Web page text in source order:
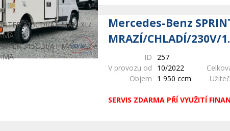
Mercedes-Benz
MRAZÍ/CHLADÍ/230V/
ID 257
V provozu od
10/2022
Objem
1 950 ccm
SERVIS ZDARMA PŘÍ VYUŽITÍ